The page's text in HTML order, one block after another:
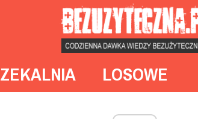
LOSOWE